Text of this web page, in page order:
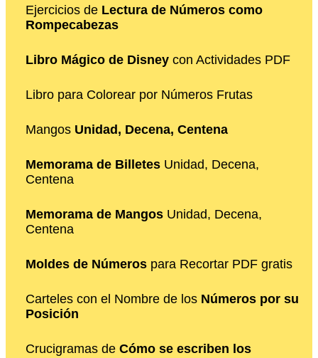
Ejercicios de Lectura de Números como
Rompecabezas
Libro Mágico de Disney con Actividades PDF
Libro para Colorear por Números Frutas
Mangos Unidad, Decena, Centena
Memorama de Billetes Unidad, Decena,
Centena
Memorama de Mangos Unidad, Decena,
Centena
Moldes de Números para Recortar PDF gratis
Carteles con el Nombre de los Números por su
Posición
Crucigramas de Cómo se escriben los